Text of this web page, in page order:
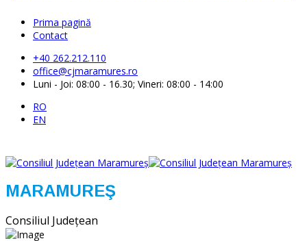
Prima pagină
Contact
+40 262.212.110
office@cjmaramures.ro
Luni - Joi: 08:00 - 16.30; Vineri: 08:00 - 14:00
RO
EN
MARAMUREŞ
Consiliul Judeţean